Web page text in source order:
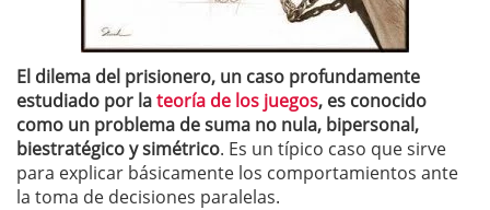
El dilema del prisionero, un caso profundamente
estudiado por lateoría de los juegos, es conocido
como un problema de suma no nula, bipersonal,
biestratégico y simétrico. Es un típico caso que sirve
para explicar básicamente los comportamientos ante
la toma de decisiones paralelas.